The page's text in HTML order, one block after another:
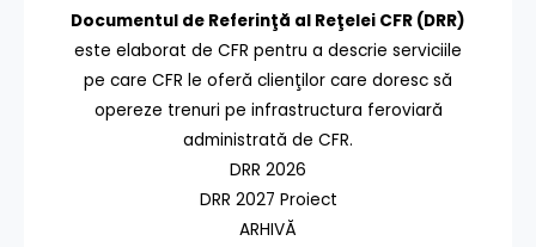
Documentul de Referinţă al Reţelei CFR (DRR)
este elaborat de CFR pentru a descrie serviciile
pe care CFR le oferă clienţilor care doresc să
opereze trenuri pe infrastructura feroviară
administrată de CFR.
DRR 2026
DRR 2027 Proiect
ARHIVĂ